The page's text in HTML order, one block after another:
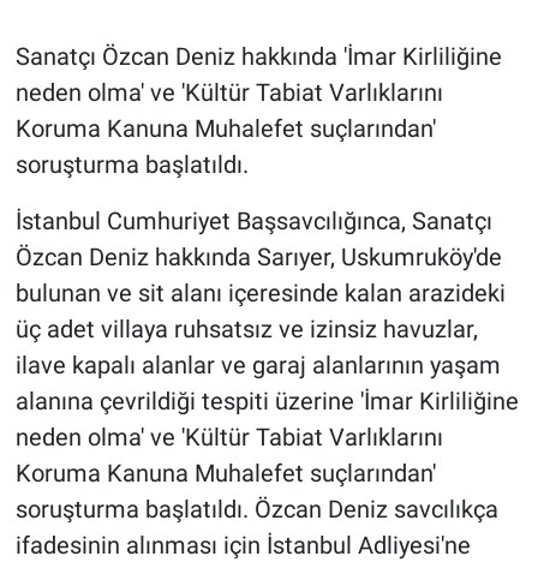
Sanatçı Özcan Deniz hakkında 'İmar Kirliliğine
neden olma' ve 'Kültür Tabiat Varlıklarını
Koruma Kanuna Muhalefet suçlarından'
soruşturma başlatıldı.
İstanbul Cumhuriyet Başsavcılığınca, Sanatçı
Özcan Deniz hakkında Sarıyer, Uskumruköy'de
bulunan ve sit alanı içeresinde kalan arazideki
üç adet villaya ruhsatsız ve izinsiz havuzlar,
ilave kapalı alanlar ve garaj alanlarının yaşam
alanına çevrildiği tespiti üzerine 'İmar Kirliliğine
neden olma' ve 'Kültür Tabiat Varlıklarını
Koruma Kanuna Muhalefet suçlarından'
soruşturma başlatıldı. Özcan Deniz savcılıkça
ifadesinin alınması için İstanbul Adliyesi'ne
Gün Ortası
Günün görüntüsü
Haber
İlan
Kimdir
Koronavirüs
Kültür Sanat